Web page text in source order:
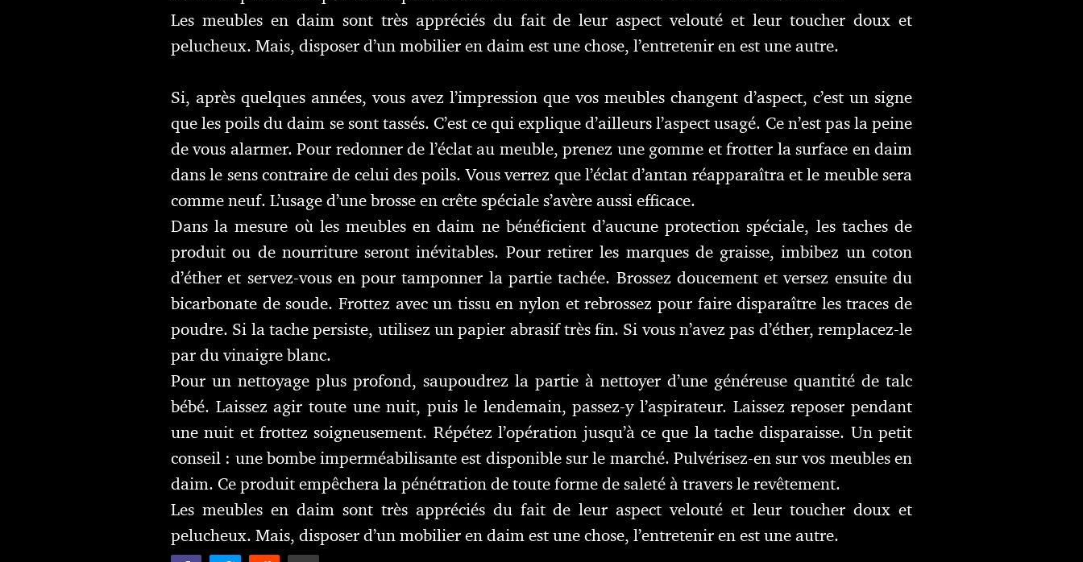
Les meubles en daim sont très appréciés du fait de leur aspect velouté et leur toucher doux et
pelucheux. Mais, disposer d’un mobilier en daim est une chose, l’entretenir en est une autre.
Si, après quelques années, vous avez l’impression que vos meubles changent d’aspect, c’est un signe
que les poils du daim se sont tassés. C’est ce qui explique d’ailleurs l’aspect usagé. Ce n’est pas la peine
de vous alarmer. Pour redonner de l’éclat au meuble, prenez une gomme et frotter la surface en daim
dans le sens contraire de celui des poils. Vous verrez que l’éclat d’antan réapparaîtra et le meuble sera
comme neuf. L’usage d’une brosse en crête spéciale s’avère aussi efficace.
Dans la mesure où les meubles en daim ne bénéficient d’aucune protection spéciale, les taches de
produit ou de nourriture seront inévitables. Pour retirer les marques de graisse, imbibez un coton
d’éther et servez-vous en pour tamponner la partie tachée. Brossez doucement et versez ensuite du
bicarbonate de soude. Frottez avec un tissu en nylon et rebrossez pour faire disparaître les traces de
poudre. Si la tache persiste, utilisez un papier abrasif très fin. Si vous n’avez pas d’éther, remplacez-le
par du vinaigre blanc.
Pour un nettoyage plus profond, saupoudrez la partie à nettoyer d’une généreuse quantité de talc
bébé. Laissez agir toute une nuit, puis le lendemain, passez-y l’aspirateur. Laissez reposer pendant
une nuit et frottez soigneusement. Répétez l’opération jusqu’à ce que la tache disparaisse. Un petit
conseil : une bombe imperméabilisante est disponible sur le marché. Pulvérisez-en sur vos meubles en
daim. Ce produit empêchera la pénétration de toute forme de saleté à travers le revêtement.
Les meubles en daim sont très appréciés du fait de leur aspect velouté et leur toucher doux et
pelucheux. Mais, disposer d’un mobilier en daim est une chose, l’entretenir en est une autre.